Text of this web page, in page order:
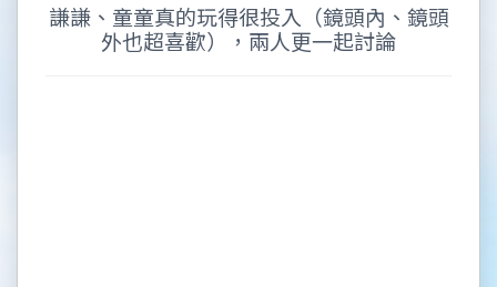
謙謙、童童真的玩得很投入（鏡頭內、鏡頭
外也超喜歡），兩人更一起討論